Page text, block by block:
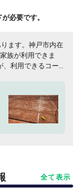
必要です。
ます。神戸市内在
族が利用できま
、利用できるコー
全て表示